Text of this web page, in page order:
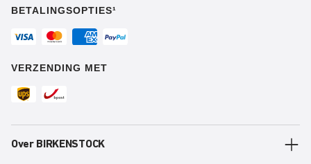
BETALINGSOPTIES¹
VERZENDING MET
Over BIRKENSTOCK